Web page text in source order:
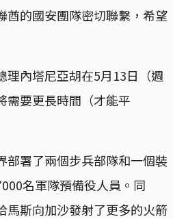
酋的國安團隊密切聯繫，希望
理內塔尼亞胡在5月13日（週
需要更長時間（才能平
部署了兩個步兵部隊和一個裝
名軍隊預備役人員。同
馬斯向加沙發射了更多的火箭